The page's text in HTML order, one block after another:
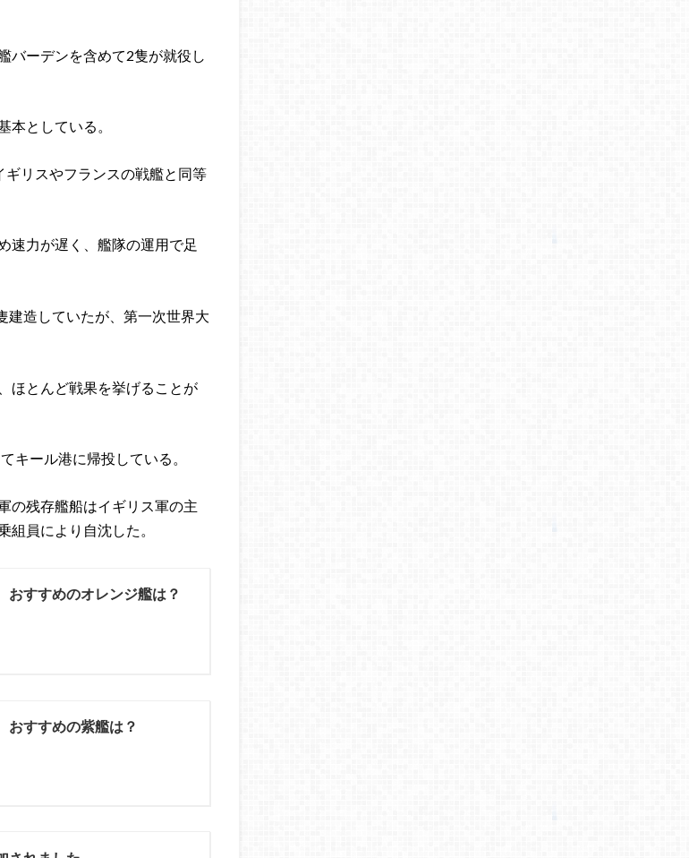
バーデンを含めて2隻が就役し
本としている。
リスやフランスの戦艦と同等
速力が遅く、艦隊の運用で足
建造していたが、第一次世界大
ほとんど戦果を挙げることが
キール港に帰投している。
の残存艦船はイギリス軍の主
員により自沈した。
すすめのオレンジ艦は？
おすすめの紫艦は？